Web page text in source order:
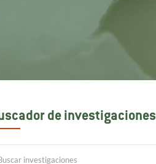
de investigaciones